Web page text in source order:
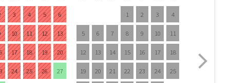
3 4 5 6
10 11 12 13
17 18 19 20
24 25 26 27
1 2 3 4
5 6 7 8 9 10 11
12 13 14 15 16 17 18
19 20 21 22 23 24 25